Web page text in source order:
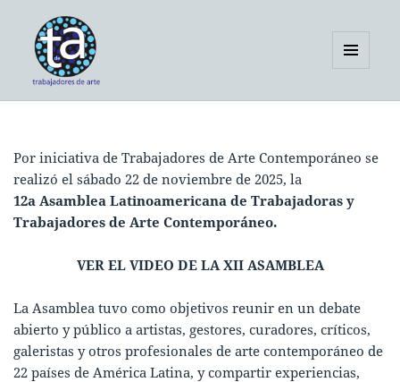
WIDGETS
Por iniciativa de Trabajadores de Arte Contemporáneo se
realizó el sábado 22 de noviembre de 2025, la
12a Asamblea Latinoamericana de Trabajadoras y
Trabajadores de Arte Contemporáneo.
VER EL VIDEO DE LA XII ASAMBLEA
La Asamblea tuvo como objetivos reunir en un debate
abierto y público a artistas, gestores, curadores, críticos,
galeristas y otros profesionales de arte contemporáneo de
22 países de América Latina, y compartir experiencias,